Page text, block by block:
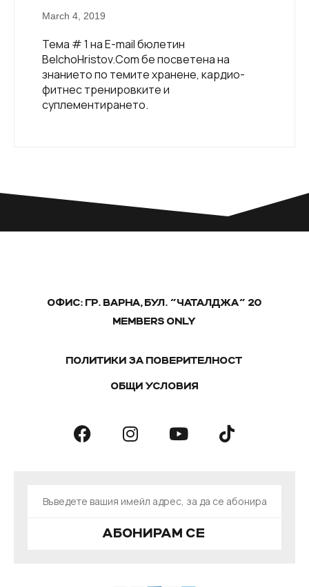
March 4, 2019
Тема # 1 на E-mail бюлетин
BelchoHristov.Com бе посветена на
знанието по темите хранене, кардио-
фитнес тренировките и
суплементирането.
ОФИС: ГР. ВАРНА, БУЛ. "ЧАТАЛДЖА" 20
MEMBERS ONLY
ПОЛИТИКИ ЗА ПОВЕРИТЕЛНОСТ
ОБЩИ УСЛОВИЯ
АБОНИРАМ СЕ